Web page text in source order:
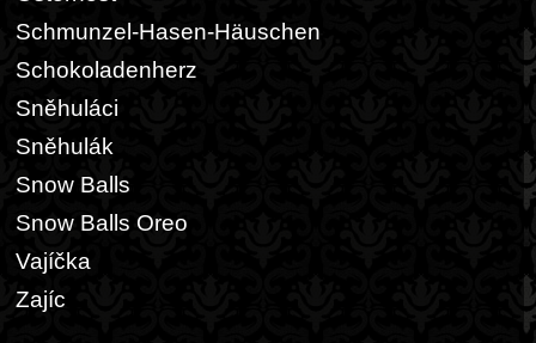
Schmunzel-Hasen-Häuschen
Schokoladenherz
Sněhuláci
Sněhulák
Snow Balls
Snow Balls Oreo
Vajíčka
Zajíc